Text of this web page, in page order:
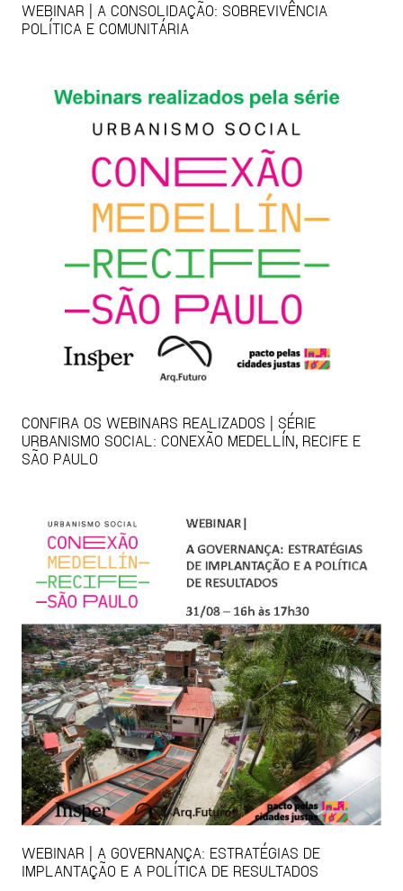
WEBINAR | A CONSOLIDAÇÃO: SOBREVIVÊNCIA
POLÍTICA E COMUNITÁRIA
CONFIRA OS WEBINARS REALIZADOS | SÉRIE
URBANISMO SOCIAL: CONEXÃO MEDELLÍN, RECIFE E
SÃO PAULO
WEBINAR | A GOVERNANÇA: ESTRATÉGIAS DE
IMPLANTAÇÃO E A POLÍTICA DE RESULTADOS